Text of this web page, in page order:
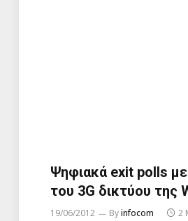
Ψηφιακά exit polls
του 3G δικτύου της
19/06/2012 Byinfocom 2